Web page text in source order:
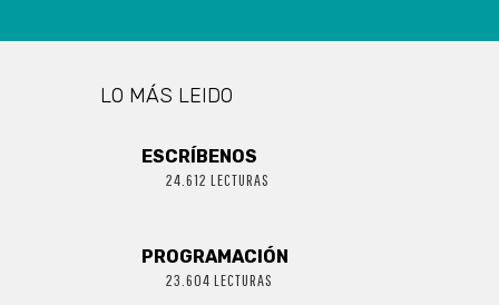
LO MÁS LEIDO
ESCRÍBENOS
24.612 LECTURAS
PROGRAMACIÓN
23.604 LECTURAS